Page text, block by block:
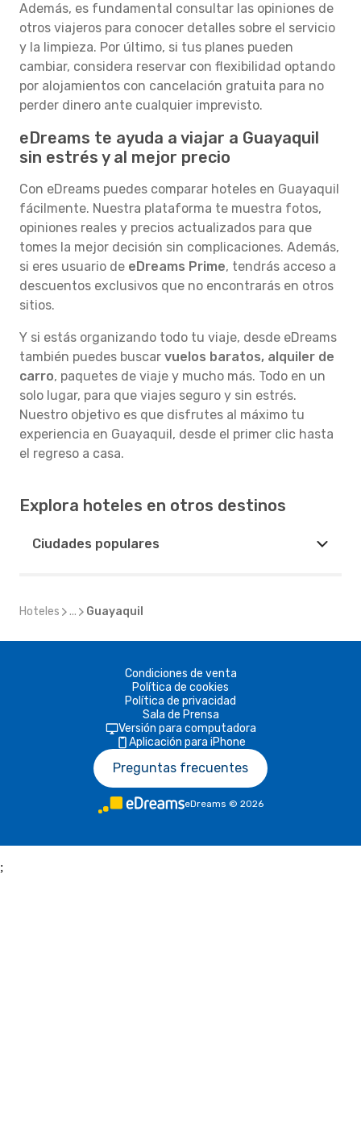
Además, es fundamental consultar las opiniones de
otros viajeros para conocer detalles sobre el servicio
y la limpieza. Por último, si tus planes pueden
cambiar, considera reservar con flexibilidad optando
por alojamientos con cancelación gratuita para no
perder dinero ante cualquier imprevisto.
eDreams te ayuda a viajar a Guayaquil
sin estrés y al mejor precio
Con eDreams puedes comparar hoteles en Guayaquil
fácilmente. Nuestra plataforma te muestra fotos,
opiniones reales y precios actualizados para que
tomes la mejor decisión sin complicaciones. Además,
si eres usuario de eDreams Prime, tendrás acceso a
descuentos exclusivos que no encontrarás en otros
sitios.
Y si estás organizando todo tu viaje, desde eDreams
también puedes buscar vuelos baratos, alquiler de
carro, paquetes de viaje y mucho más. Todo en un
solo lugar, para que viajes seguro y sin estrés.
Nuestro objetivo es que disfrutes al máximo tu
experiencia en Guayaquil, desde el primer clic hasta
el regreso a casa.
Explora hoteles en otros destinos
Ciudades populares
Hoteles ... Guayaquil
Condiciones de venta
Política de cookies
Política de privacidad
Sala de Prensa
Versión para computadora
Aplicación para iPhone
Preguntas frecuentes
eDreams © 2026
;